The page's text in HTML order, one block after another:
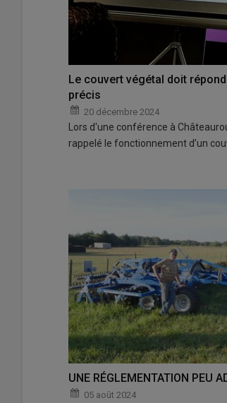
Le couvert végétal doit
précis
20 décembre 2024
Lors d'une conférence à
rappelé le fonctionnement d’un
UNE RÉGLEMENTATION PEU
05 août 2024